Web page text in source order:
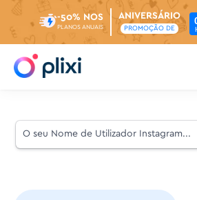
-50% NOS
PLANOS ANUAIS
ANIVERSÁRIO
PROMOÇÃO DE